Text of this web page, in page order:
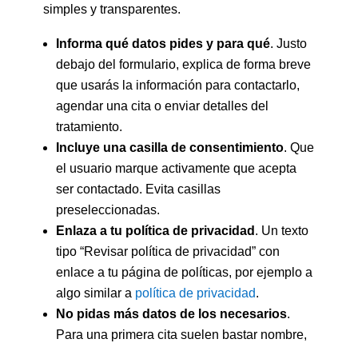
simples y transparentes.
Informa qué datos pides y para qué. Justo
debajo del formulario, explica de forma breve
que usarás la información para contactarlo,
agendar una cita o enviar detalles del
tratamiento.
Incluye una casilla de consentimiento. Que
el usuario marque activamente que acepta
ser contactado. Evita casillas
preseleccionadas.
Enlaza a tu política de privacidad . Un texto
tipo “Revisar política de privacidad” con
enlace a tu página de políticas, por ejemplo a
algo similar a política de privacidad.
No pidas más datos de los necesarios.
Para una primera cita suelen bastar nombre,